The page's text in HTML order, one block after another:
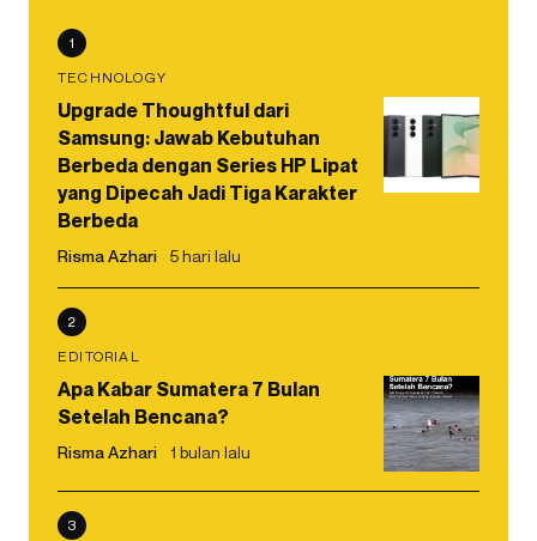
1
TECHNOLOGY
Upgrade Thoughtful dari
Samsung: Jawab Kebutuhan
Berbeda dengan Series HP Lipat
yang Dipecah Jadi Tiga Karakter
Berbeda
Risma Azhari 5 hari lalu
2
EDITORIAL
Apa Kabar Sumatera 7 Bulan
Setelah Bencana?
Risma Azhari 1 bulan lalu
3